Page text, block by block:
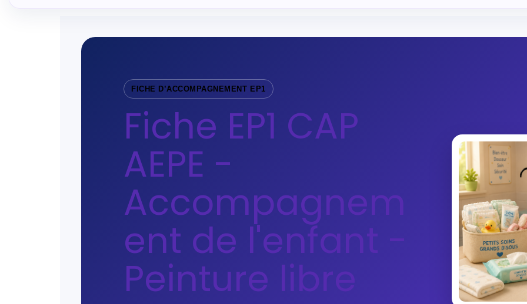
FICHE D’ACCOMPAGNEMENT EP1
Fiche EP1 CAP
AEPE -
Accompagnem
ent de l'enfant -
Peinture libre